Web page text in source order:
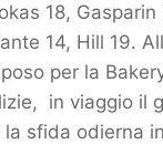
18, Gasparin
14, Hill 19.
per la
in viaggio il
la sfida odierna